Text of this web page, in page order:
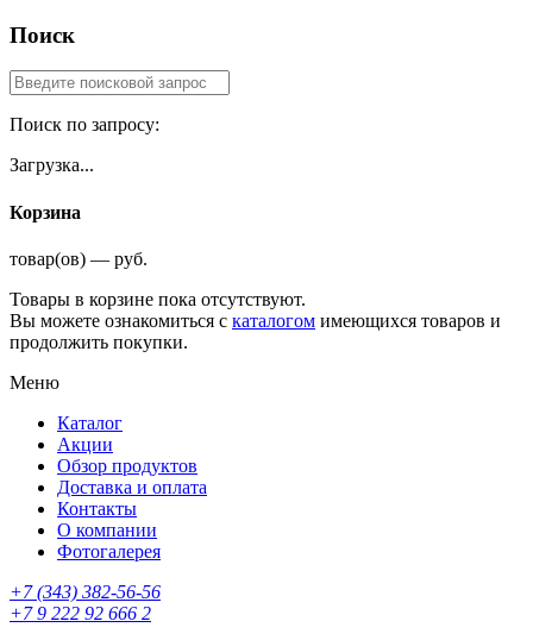
Поиск
Поиск по запросу:
Загрузка...
Корзина
товар(ов) — руб.
Товары в корзине пока отсутствуют.
Вы можете ознакомиться с каталогом имеющихся товаров и
продолжить покупки.
Меню
Каталог
Акции
Обзор продуктов
Доставка и оплата
Контакты
О компании
Фотогалерея
+7 (343) 382-56-56
+7 9 222 92 666 2